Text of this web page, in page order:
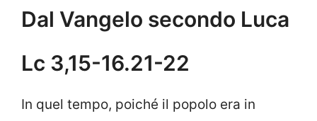
Dal Vangelo secondo Luca
Lc 3,15-16.21-22
In quel tempo, poiché il popolo era in